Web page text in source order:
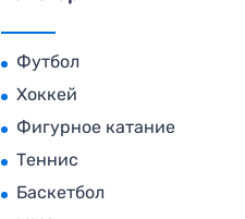
Футбол
Хоккей
Фигурное катание
Теннис
Баскетбол